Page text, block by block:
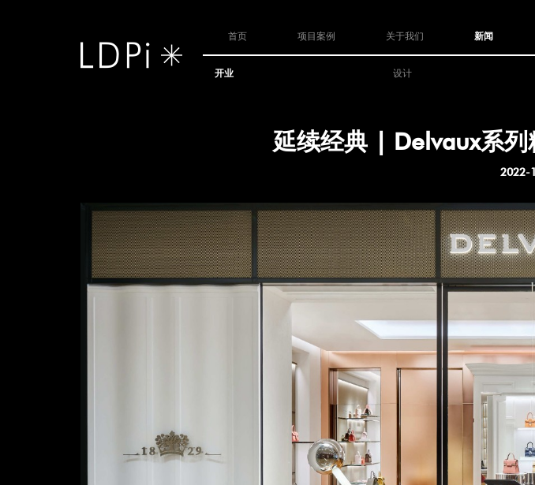
首页 项目案例 关于我们 新闻
开业 设计
延续经典 | Delvaux系
2022-